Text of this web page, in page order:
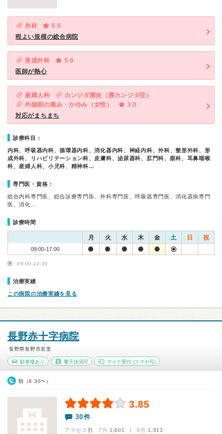
外科
5.0
程よい規模の総合病院
形成外科
5.0
医師が熱心
産婦人科
カンジダ膣炎（膣カンジダ症）
外陰部の痛み・かゆみ（女性）
3.0
対応がまちまち
診療科目：
内科、呼吸器内科、循環器内科、消化器内科、神経内科、外科、整形外科、形
成外科、リハビリテーション科、皮膚科、泌尿器科、肛門科、眼科、耳鼻咽喉
科、産婦人科、小児科、精神科…
専門医・資格：
総合内科専門医、総合診療専門医、外科専門医、呼吸器専門医、消化器病専門
医、消化…
診療時間
月 火 水 木 金 土 日 祝
09:00-17:00
09:00-12:30
治療実績
この病院の治療実績を見る
長野赤十字病院
長野県長野市若里
駐車場あり 電子決済可 マイナ受付 (スマホ可)
朝（8:30〜）
3.85
30件
アクセス数 7月:1,601 | 6月:1,913